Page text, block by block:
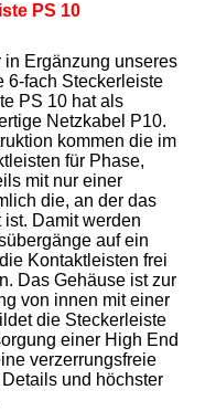
PS 10
Ergänzung unseres
6-fach Steckerleiste
PS 10 hat als
Netzkabel P10.
kommen die im
für Phase,
mit nur einer
die, an der das
Damit werden
auf ein
Kontaktleisten frei
Das Gehäuse ist zur
von innen mit einer
die Steckerleiste
einer High End
verzerrungsfreie
und höchster